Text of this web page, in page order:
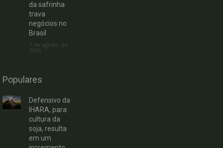
da safrinha
trava
negócios no
Brasil
7 de agosto de
2026
Populares
Defensivo da
IHARA, para
cultura da
soja, resulta
em um